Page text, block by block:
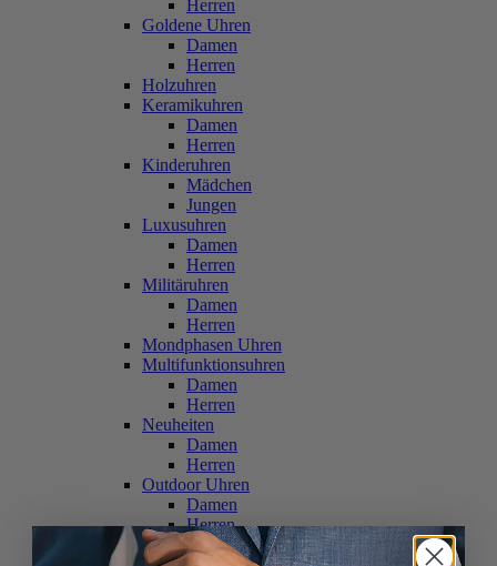
Herren
Goldene Uhren
Damen
Herren
Holzuhren
Keramikuhren
Damen
Herren
Kinderuhren
Mädchen
Jungen
Luxusuhren
Damen
Herren
Militäruhren
Damen
Herren
Mondphasen Uhren
Multifunktionsuhren
Damen
Herren
Neuheiten
Damen
Herren
Outdoor Uhren
Damen
Herren
Schweizer Uhren